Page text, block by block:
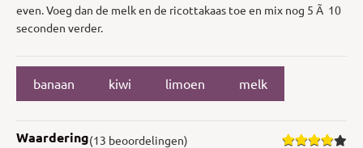
even. Voeg dan de melk en de ricottakaas toe en mix nog 5 Ã 10
seconden verder.
banaan kiwi limoen melk
Waardering(13 beoordelingen)